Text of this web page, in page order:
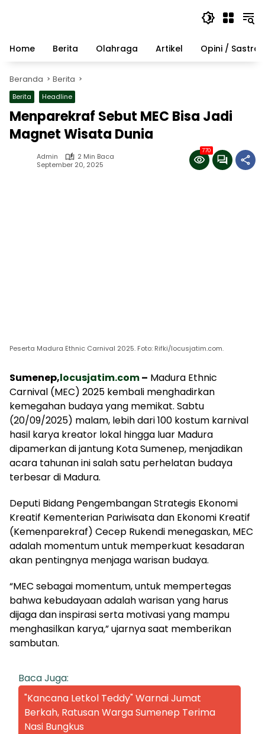
Home
Berita Olahraga Artikel Opini / Sastra
Beranda Berita
Berita Headline
Menparekraf Sebut MEC Bisa Jadi
Magnet Wisata Dunia
Admin
2 Min Baca
September 20, 2025
770
Peserta Madura Ethnic Carnival 2025. Foto: Rifki/locusjatim.com.
Sumenep,locusjatim.com– Madura Ethnic
Carnival (MEC) 2025 kembali menghadirkan
kemegahan budaya yang memikat. Sabtu
(20/09/2025) malam, lebih dari 100 kostum karnival
hasil karya kreator lokal hingga luar Madura
dipamerkan di jantung Kota Sumenep, menjadikan
acara tahunan ini salah satu perhelatan budaya
terbesar di Madura.
Deputi Bidang Pengembangan Strategis Ekonomi
Kreatif Kementerian Pariwisata dan Ekonomi Kreatif
(Kemenparekraf) Cecep Rukendi menegaskan, MEC
adalah momentum untuk memperkuat kesadaran
akan pentingnya menjaga warisan budaya.
“MEC sebagai momentum, untuk mempertegas
bahwa kebudayaan adalah warisan yang harus
dijaga dan inspirasi serta motivasi yang mampu
menghasilkan karya,” ujarnya saat memberikan
sambutan.
Baca Juga:
"Kancana Letkol Teddy" Warnai Jumat
Berkah, Ratusan Warga Sumenep Terima
Nasi Bungkus